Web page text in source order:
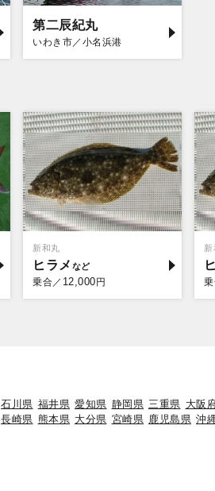
第二辰紀丸
いわき市／小名浜港
新和丸
ヒラメ
乗合／ 12,000 円
新
乗
石川県 福井県 愛知県 静岡県 三重県 大阪
長崎県 熊本県 大分県 宮崎県 鹿児島県 沖